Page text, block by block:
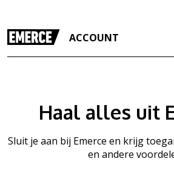
ACCOUNT
Haal alles uit
Sluit je aan bij Emerce en krijg
en andere